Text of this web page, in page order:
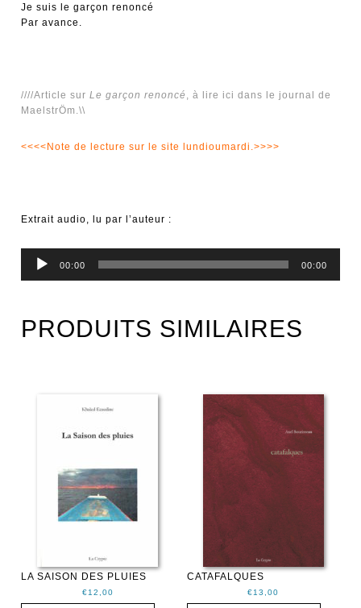
Je suis le garçon renoncé
Par avance.
////Article surLe garçon renoncé , à lire ici dans le journal de
MaelstrÖm.\\
<<<<Note de lecture sur le site lundioumardi.>>>>
Extrait audio, lu par l’auteur :
Lecteur
audio
00:00 00:00
PRODUITS SIMILAIRES
LA SAISON DES PLUIES
€12,00
CATAFALQUES
€13,00